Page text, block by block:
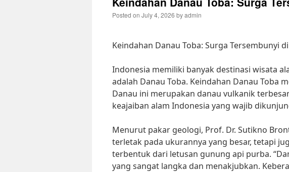
Posted on July 4, 2026 byadmin
Keindahan Danau Toba: Surga Tersembunyi
Indonesia memiliki banyak destinasi wisata
adalah Danau Toba. Keindahan Danau Toba
Danau ini merupakan danau vulkanik
keajaiban alam Indonesia yang wajib
Menurut pakar geologi, Prof. Dr. Sutikno
terletak pada ukurannya yang besar, tetapi
terbentuk dari letusan gunung api purba.
yang sangat langka dan menakjubkan.